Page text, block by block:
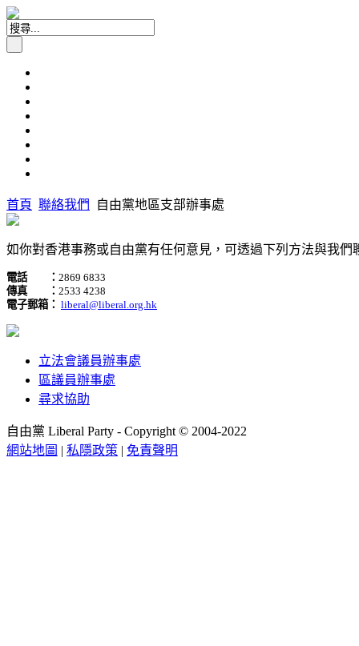
首頁 聯絡我們 自由黨地區支部辦事處
如你對香港事務或自由黨有任何意見，可透過下列方法與我們
電話 ： 2869 6833
傳真 ： 2533 4238
電子郵箱： liberal@liberal.org.hk
立法會議員辦事處
區議員辦事處
尋求協助
自由黨 Liberal Party - Copyright © 2004-2022
網站地圖 | 私隱政策 | 免責聲明